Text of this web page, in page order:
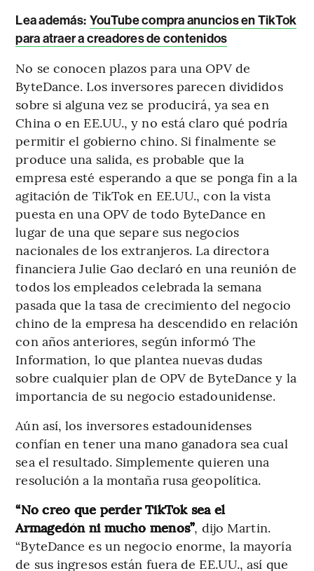
Lea además: YouTube compra anuncios en TikTok
para atraer a creadores de contenidos
No se conocen plazos para una OPV de
ByteDance. Los inversores parecen divididos
sobre si alguna vez se producirá, ya sea en
China o en EE.UU., y no está claro qué podría
permitir el gobierno chino. Si finalmente se
produce una salida, es probable que la
empresa esté esperando a que se ponga fin a la
agitación de TikTok en EE.UU., con la vista
puesta en una OPV de todo ByteDance en
lugar de una que separe sus negocios
nacionales de los extranjeros. La directora
financiera Julie Gao declaró en una reunión de
todos los empleados celebrada la semana
pasada que la tasa de crecimiento del negocio
chino de la empresa ha descendido en relación
con años anteriores, según informó The
Information, lo que plantea nuevas dudas
sobre cualquier plan de OPV de ByteDance y la
importancia de su negocio estadounidense.
Aún así, los inversores estadounidenses
confían en tener una mano ganadora sea cual
sea el resultado. Simplemente quieren una
resolución a la montaña rusa geopolítica.
“No creo que perder TikTok sea el
Armagedón ni mucho menos”, dijo Martin.
“ByteDance es un negocio enorme, la mayoría
de sus ingresos están fuera de EE.UU., así que